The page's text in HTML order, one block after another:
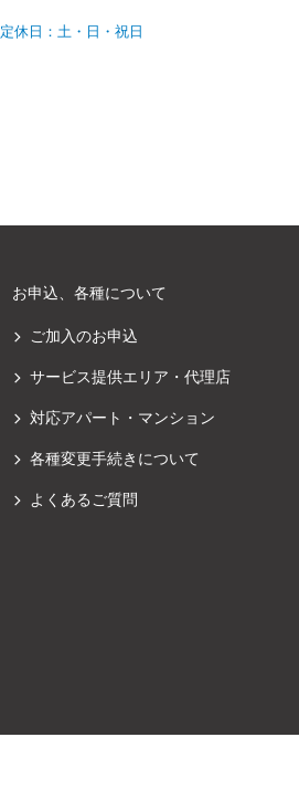
定休日：土・日・祝日
お申込、各種について
ご加入のお申込
サービス提供エリア・代理店
対応アパート・マンション
各種変更手続きについて
よくあるご質問